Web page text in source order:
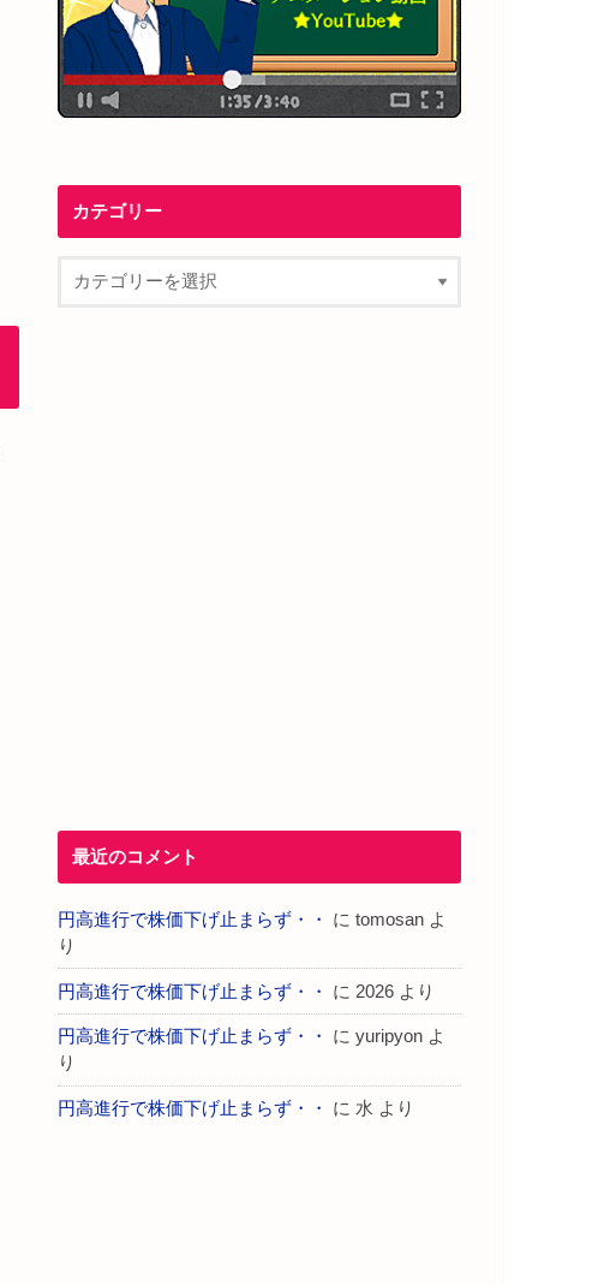
カテゴリー
最近のコメント
円高進行で株価下げ止まらず・・ に tomosan よ
り
円高進行で株価下げ止まらず・・ に 2026 より
円高進行で株価下げ止まらず・・ に yuripyon よ
り
円高進行で株価下げ止まらず・・ に 水 より